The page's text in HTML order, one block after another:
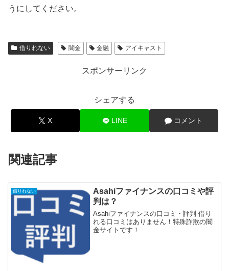
うにしてください。
借りれない 闇金 金融 アイキャスト
スポンサーリンク
シェアする
X LINE コメント
関連記事
借りれない
Asahiファイナンスの口コミや評
判は？
Asahiファイナンスの口コミ・評判 借り
れる口コミはありません！特殊詐欺の闇
金サイトです！